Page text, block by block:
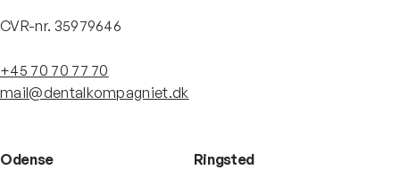
CVR-nr. 35979646
+45 70 70 77 70
mail@dentalkompagniet.dk
Odense Ringsted